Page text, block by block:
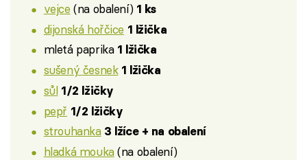
vejce (na obalení) 1 ks
dijonská hořčice 1 lžička
mletá paprika 1 lžička
sušený česnek 1 lžička
sůl 1/2 lžičky
pepř 1/2 lžičky
strouhanka 3 lžíce + na obalení
hladká mouka(na obalení)